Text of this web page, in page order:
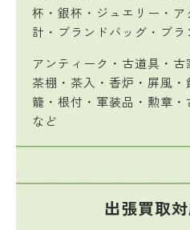
杯・銀杯・ジュエリー・
計・ブランドバッグ・ブラ
アンティーク・古道具・古
茶棚・茶入・香炉・屏風
籠・根付・軍装品・勲章
など
出張買取